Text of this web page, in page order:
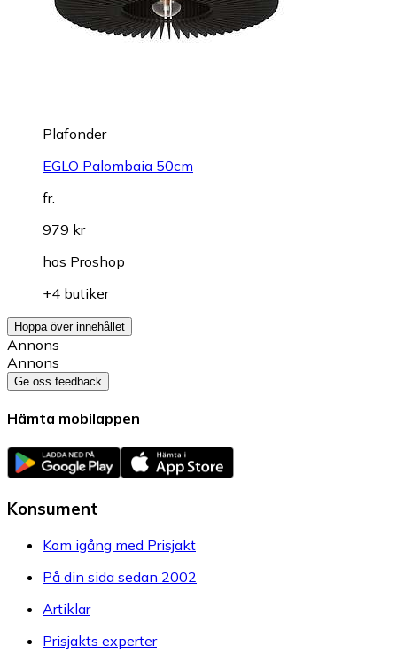
Plafonder
EGLO Palombaia 50cm
fr.
979 kr
hos Proshop
+4 butiker
Hoppa över innehållet
Annons
Annons
Ge oss feedback
Hämta mobilappen
Konsument
Kom igång med Prisjakt
På din sida sedan 2002
Artiklar
Prisjakts experter